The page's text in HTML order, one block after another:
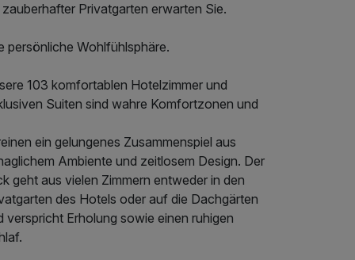
zauberhafter Privatgarten erwarten Sie.
persönliche Wohlfühlsphäre.
103 komfortablen Hotelzimmer und
Suiten sind wahre Komfortzonen und
ein gelungenes Zusammenspiel aus
Ambiente und zeitlosem Design. Der
geht aus vielen Zimmern entweder in den
des Hotels oder auf die Dachgärten
verspricht Erholung sowie einen ruhigen